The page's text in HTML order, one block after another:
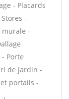
- Placards
-
murale -
Porte
de jardin -
portails -